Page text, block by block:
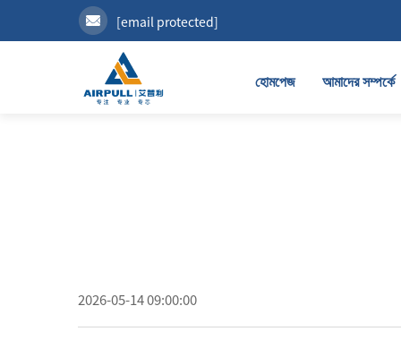
[email protected]
হোমপেজ আমাদের সম্পর্কে
2026-05-14 09:00:00